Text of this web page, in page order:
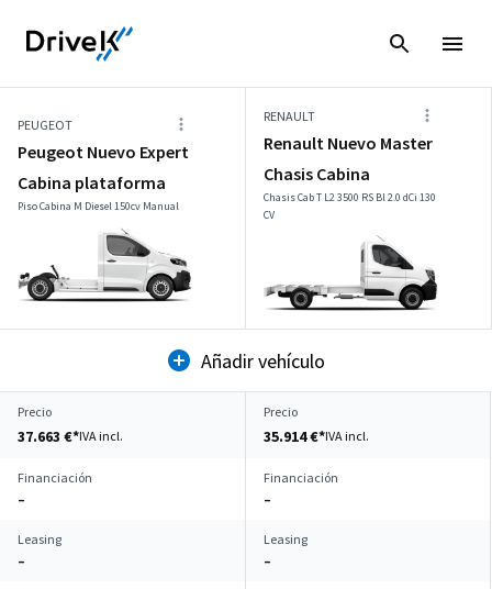
PEUGEOT
Peugeot Nuevo Expert
Cabina plataforma
Piso Cabina M Diesel 150cv Manual
RENAULT
Renault Nuevo Master
Chasis Cabina
Chasis Cab T L2 3500 RS Bl 2.0 dCi 130
CV
Añadir vehículo
Precio
37.663 €*IVA incl.
Precio
35.914 €*IVA incl.
Financiación
–
Financiación
–
Leasing
–
Leasing
–